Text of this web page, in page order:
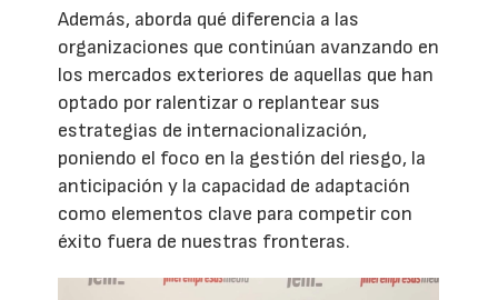
Además, aborda qué diferencia a las
organizaciones que continúan avanzando en
los mercados exteriores de aquellas que han
optado por ralentizar o replantear sus
estrategias de internacionalización,
poniendo el foco en la gestión del riesgo, la
anticipación y la capacidad de adaptación
como elementos clave para competir con
éxito fuera de nuestras fronteras.